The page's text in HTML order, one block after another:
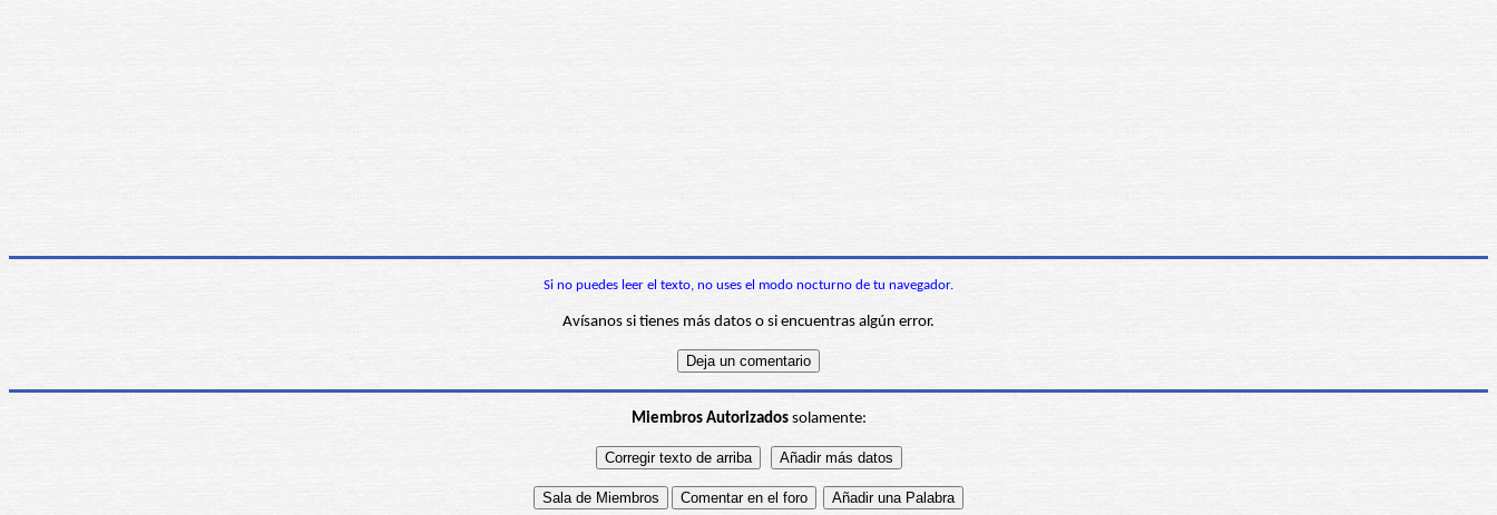
Si no puedes leer el texto, no uses el modo nocturno de tu navegador.
Avísanos si tienes más datos o si encuentras algún error.
Miembros Autorizadossolamente: